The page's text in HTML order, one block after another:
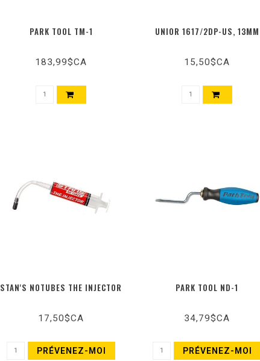
PARK TOOL TM-1
183,99$CA
UNIOR 1617/2DP-US, 13MM
15,50$CA
STAN'S NOTUBES THE INJECTOR
17,50$CA
PRÉVENEZ-MOI
PARK TOOL ND-1
34,79$CA
PRÉVENEZ-MOI